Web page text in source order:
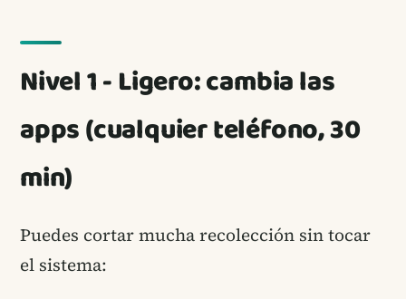
Nivel 1 - Ligero: cambia las
apps (cualquier teléfono, 30
min)
Puedes cortar mucha recolección sin tocar
el sistema: